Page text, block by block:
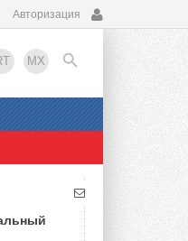
Авторизация
MX
EN